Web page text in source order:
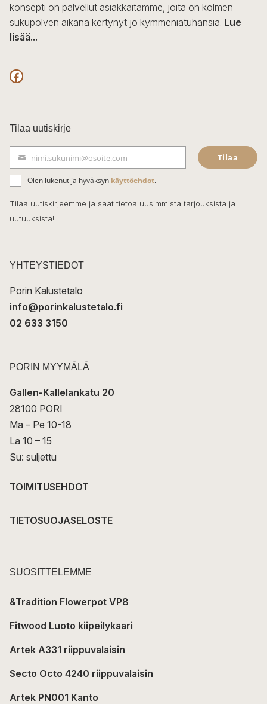
konsepti on palvellut asiakkaitamme, joita on kolmen
sukupolven aikana kertynyt jo kymmeniätuhansia. Lue
lisää...
F
c
e
b
o
o
k
Tilaa uutiskirje
ä
h
k
t
nimi.sukunimi@osoite.com Tilaa
Olen lukenut ja hyväksyn käyttöehdot.
Tilaa uutiskirjeemme ja saat tietoa uusimmista tarjouksista ja
uutuuksista!
YHTEYSTIEDOT
Porin Kalustetalo
info@porinkalustetalo.fi
02 633 3150
PORIN MYYMÄLÄ
Gallen-Kallelankatu 20
28100 PORI
Ma – Pe 10-18
La 10 – 15
Su: suljettu
TOIMITUSEHDOT
TIETOSUOJASELOSTE
SUOSITTELEMME
&Tradition Flowerpot VP8
Fitwood Luoto kiipeilykaari
Artek A331 riippuvalaisin
Secto Octo 4240 riippuvalaisin
Artek PN001 Kanto